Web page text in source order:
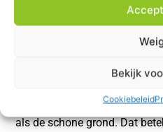
Bekijk
Cookiebeleid
Wanneer je als bedrijf te
aannemers, machinisten of
grond
ermee om te gaan. Als de
kan het per ongeluk in
als de schone grond. Dat